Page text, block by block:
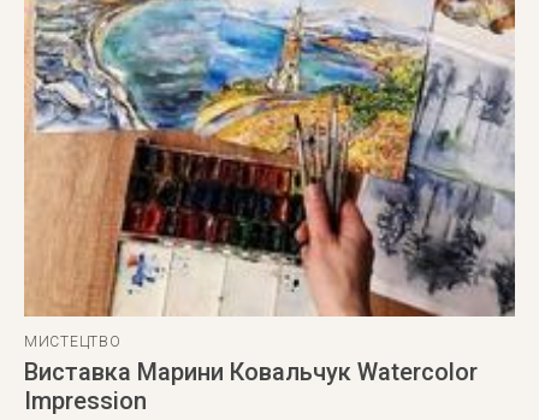
МИСТЕЦТВО
Виставка Марини Ковальчук Watercolor
Impression